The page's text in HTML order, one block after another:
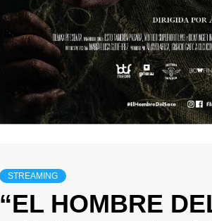
STREAMING
“EL HOMBRE